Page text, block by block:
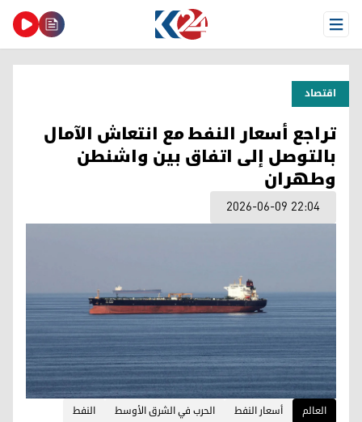
Open Menu
اقتصاد
تراجع أسعار النفط مع انتعاش الآمال
بالتوصل إلى اتفاق بين واشنطن
وطهران
2026-06-09 22:04
العالم أسعار النفط الحرب في الشرق الأوسط النفط